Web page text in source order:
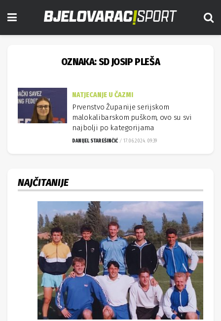
OZNAKA:SD JOSIP PLEŠA
NATJECANJE U ČAZMI
Prvenstvo Županije serijskom
malokalibarskom puškom, ovo su svi
najbolji po kategorijama
DANIJEL STAREŠINČIĆ 17.06.2024. 09:39
NAJČITANIJE